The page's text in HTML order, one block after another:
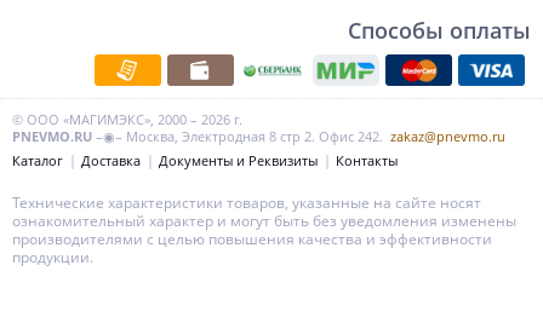
Способы оплаты
© ООО «МАГИМЭКС», 2000 – 2026 г.
PNEVMO.RU –◉– Москва, Электродная 8 стр 2. Офис 242. zakaz@pnevmo.ru
Каталог
Доставка Документы и Реквизиты Контакты
Технические характеристики товаров, указанные на сайте носят
ознакомительный характер и могут быть без уведомления изменены
производителями с целью повышения качества и эффективности
продукции.